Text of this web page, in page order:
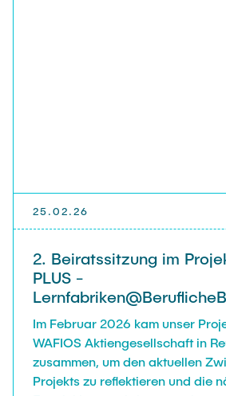
25.02.26
2. Beiratssitzung im
PLUS -
Im Februar 2026 kam unser
WAFIOS Aktiengesellschaft in
zusammen, um den aktuellen
Projekts zu reflektieren und die